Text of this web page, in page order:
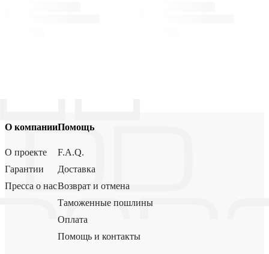
О компании
О проекте
Гарантии
Пресса о нас
Помощь
F.A.Q.
Доставка
Возврат и отмена
Таможенные пошлины
Оплата
Помощь и контакты